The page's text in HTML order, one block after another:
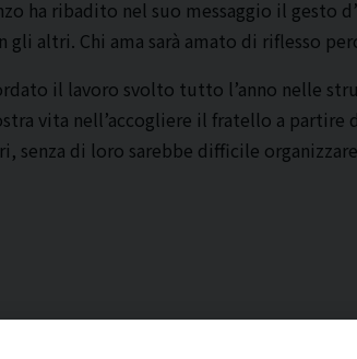
ha ribadito nel suo messaggio il
altri. Chi ama sarà amato di riflesso
il lavoro svolto tutto l’anno nelle
vita nell’accogliere il fratello a
di loro sarebbe difficile